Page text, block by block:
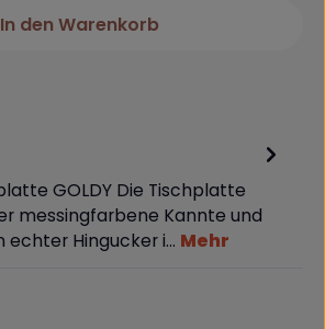
In den Warenkorb
GOLDY Die Tischplatte
messingfarbene Kannte und
echter Hingucker i… Mehr